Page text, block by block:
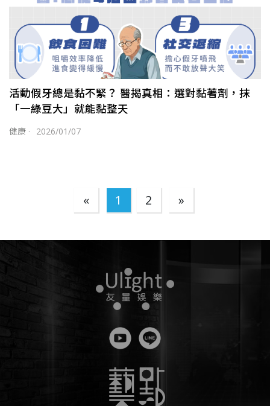
活動假牙總是黏不緊？ 醫揭真相：選對黏著劑，抹
「一綠豆大」就能黏整天
健康 · 2026/01/07
« 1 2 »